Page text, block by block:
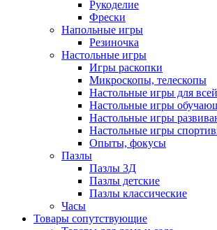
Рукоделие
Фрески
Напольные игры
Резиночка
Настольные игры
Игры раскопки
Микроскопы, телескопы
Настольные игры для
Настольные игры
Настольные игры
Настольные игры
Опыты, фокусы
Пазлы
Пазлы 3Д
Пазлы детские
Пазлы классические
Часы
Товары сопутствующие